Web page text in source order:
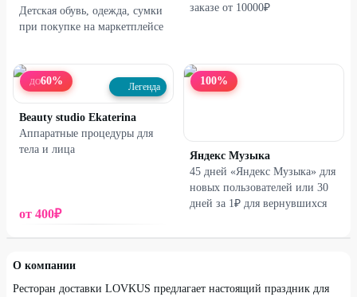
Детская обувь, одежда, сумки
при покупке на маркетплейсе
заказе от 10000₽
ДО60% Легенда
Beauty studio Ekaterina
Аппаратные процедуры для
тела и лица
от 400₽
100%
Яндекс Музыка
45 дней «Яндекс Музыка» для
новых пользователей или 30
дней за 1₽ для вернувшихся
Демократическая , д. 7 Ново-
О компании
Ресторан доставки LOVKUS предлагает настоящий праздник для